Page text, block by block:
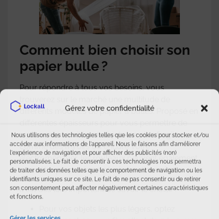
Gérez votre confidentialité
Nous utilisons des technologies telles que les cookies pour stocker et/ou
accéder aux informations de l'appareil. Nous le faisons afin d'améliorer
l'expérience de navigation et pour afficher des publicités (non)
personnalisées. Le fait de consentir à ces technologies nous permettra
de traiter des données telles que le comportement de navigation ou les
identifiants uniques sur ce site. Le fait de ne pas consentir ou de retirer
son consentement peut affecter négativement certaines caractéristiques
et fonctions.
Comment bien choisir son
papier bulle ?
Pour répondre à tous vos besoins, vous
différents modèles de papier à bulles. Proposé en
mettre en sécurité vos objets les plus fragiles
comme des miroirs ou encore votre
électroménager, les rouleaux peuvent également
vous être proposés en plusieurs dimensions.
Il est dès lors important de savoir le choisir :